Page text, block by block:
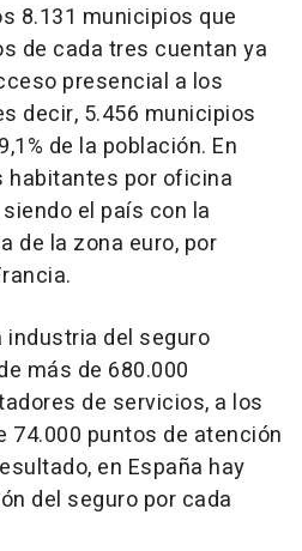
8.131 municipios que
de cada tres cuentan ya
presencial a los
decir, 5.456 municipios
de la población. En
habitantes por oficina
el país con la
de la zona euro, por
industria del seguro
más de 680.000
de servicios, a los
74.000 puntos de atención
en España hay
del seguro por cada